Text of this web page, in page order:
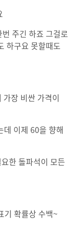
주긴 하죠 그걸로
하구요 못할때도
장 비싼 가격이
데 이제 60을 향해
한 돌파석이 모든
기 확률상 수백~